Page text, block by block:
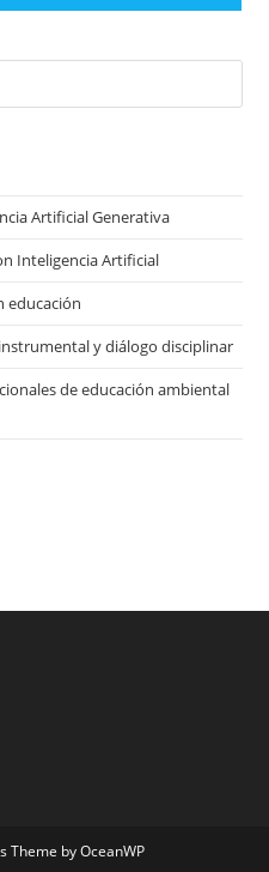
Artificial Generativa
Inteligencia Artificial
educación
y diálogo disciplinar
de educación ambiental
Theme by OceanWP